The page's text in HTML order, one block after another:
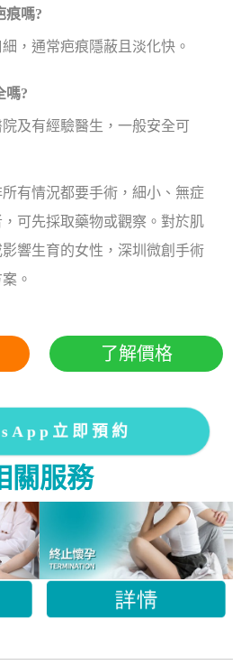
痕嗎?
，通常疤痕隱蔽且淡化快。
嗎?
及有經驗醫生，一般安全可
所有情況都要手術，細小、無症
可先採取藥物或觀察。對於肌
響生育的女性，深圳微創手術
。
了解價格
立即預約
關服務